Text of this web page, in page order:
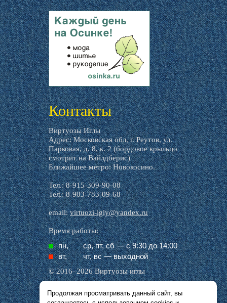
livemaster.ru
Контакты
Виртуозы Иглы
Адрес: Московская обл, г. Реутов, ул.
Парковая, д. 8, к. 2 (бордовое крыльцо
смотрит на Вайлдберис)
Ближайшее метро: Новокосино.
Тел.: 8-915-309-90-08
Тел.: 8-903-783-09-68
email:virtuozi-igly@yandex.ru
Время работы:
пн,
ср, пт, cб — с 9:30 до 14:00
вт,
чт, вс — выходной
© 2016–2026 Виртуозы иглы
Все названия производителей, символика и
Продолжая просматривать данный сайт, вы